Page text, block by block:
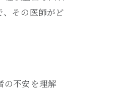
その医師がど
の不安を理解